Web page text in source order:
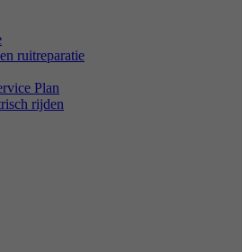
ruitreparatie
Plan
rijden